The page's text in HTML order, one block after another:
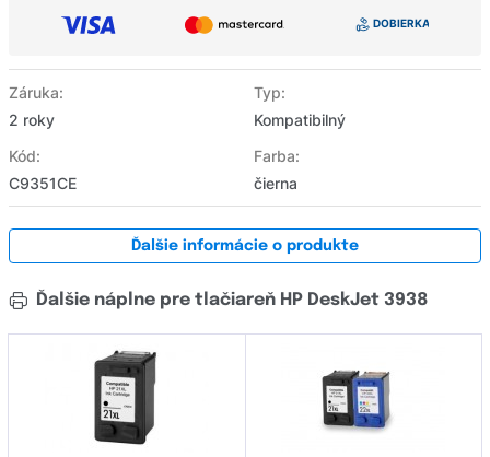
Záruka:
2 roky
Typ:
Kompatibilný
Kód:
C9351CE
Farba:
čierna
Ďalšie informácie o produkte
Ďalšie náplne pre tlačiareň HP DeskJet 3938